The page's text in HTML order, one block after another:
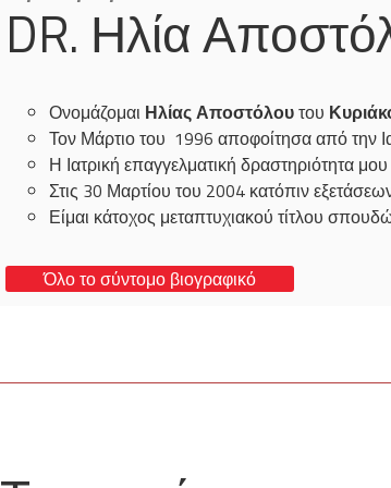
DR. Ηλία
Ονομάζομαι Ηλίας Αποστόλουτου
Τον Μάρτιο του 1996 αποφοίτησα από την
Η Ιατρική επαγγελματική δραστηριότητα
Στις 30 Μαρτίου του 2004 κατόπιν
Είμαι κάτοχος μεταπτυχιακού τίτλου
Όλο το σύντομο βιογραφικό